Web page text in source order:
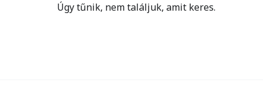
Úgy tűnik, nem találjuk, amit keres.